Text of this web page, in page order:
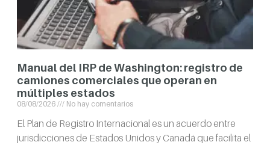
Manual del IRP de Washington: registro de
camiones comerciales que operan en
múltiples estados
08/08/2026 No hay comentarios
El Plan de Registro Internacional es un acuerdo entre
jurisdicciones de Estados Unidos y Canadá que facilita el